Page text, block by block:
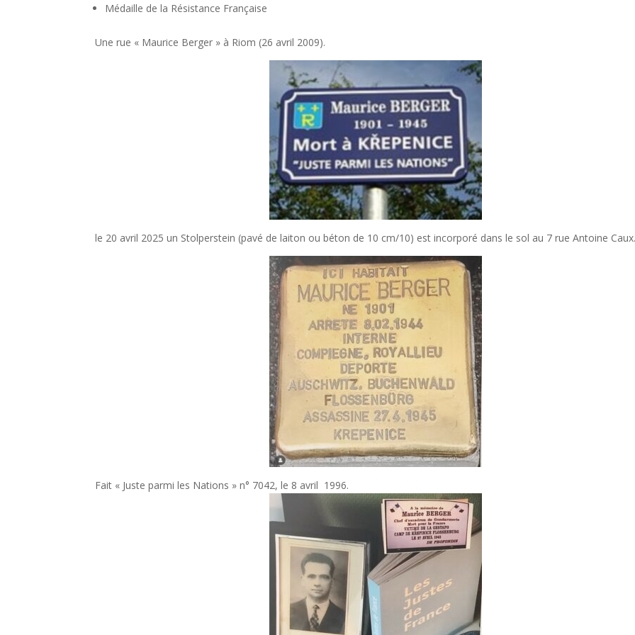
Médaille de la Résistance Française
Une rue « Maurice Berger » à Riom (26 avril 2009).
le 20 avril 2025 un Stolperstein (pavé de laiton ou béton de 10 cm/10) est incorporé dans le sol au 7 rue Antoine
Fait « Juste parmi les Nations » n° 7042, le 8 avril 1996.